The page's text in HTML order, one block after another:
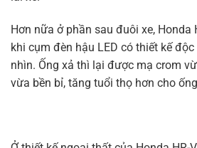
Hơn nữa ở phần sau đuôi xe, Honda
khi cụm đèn hậu LED có thiết kế
nhìn. Ống xả thì lại được mạ crom
vừa bền bỉ, tăng tuổi thọ hơn cho